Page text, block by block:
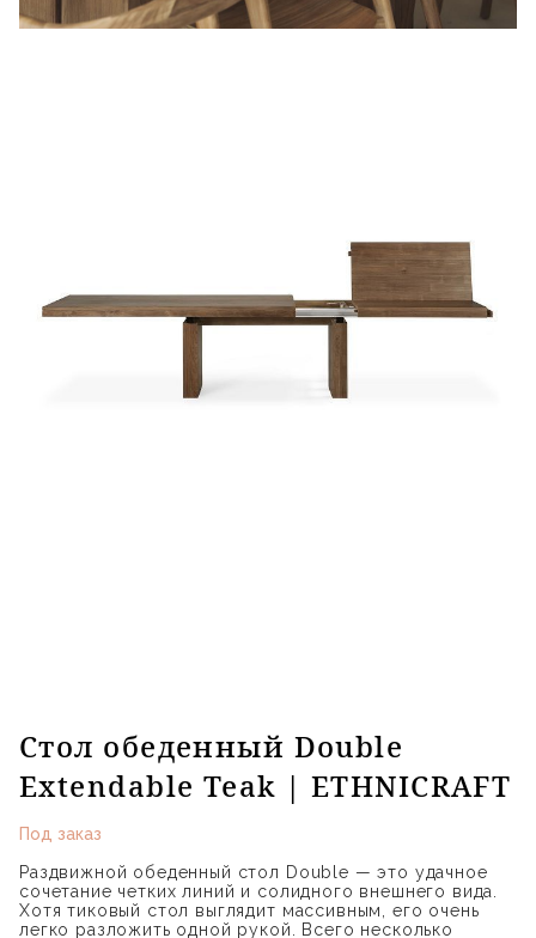
Стол обеденный Double
Extendable Teak | ETHNICRAFT
Под заказ
Раздвижной обеденный стол Double — это удачное
сочетание четких линий и солидного внешнего вида.
Хотя тиковый стол выглядит массивным, его очень
легко разложить одной рукой. Всего несколько